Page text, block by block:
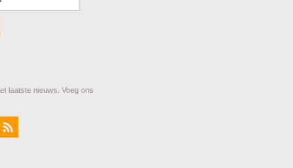
laatste nieuws. Voeg ons